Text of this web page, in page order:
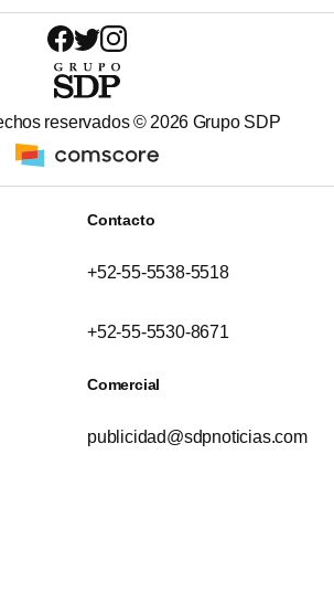
reservados © 2026 Grupo SDP
Contacto
+52-55-5538-5518
+52-55-5530-8671
Comercial
publicidad@sdpnoticias.com